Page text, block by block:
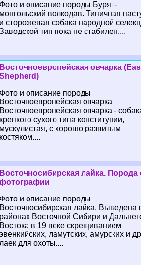
Фото и описание породы Бурят-
монгольский волкодав. Типичная
и сторожевая собака народной
Заводской тип пока не стабилен....
Восточноевропейская овчарка
Shepherd)
Фото и описание породы
Восточноевропейская овчарка.
Восточноевропейская овчарка -
крепкого сухого типа конституции,
мускулистая, с хорошо развитым
костяком....
Восточносибирская лайка. Порода
фотографии
Фото и описание породы
Восточносибирская лайка. Выведена
районах Восточной Сибири и
Востока в 19 веке скрещиванием
эвенкийских, ламутских, амурских и
лаек для охоты....